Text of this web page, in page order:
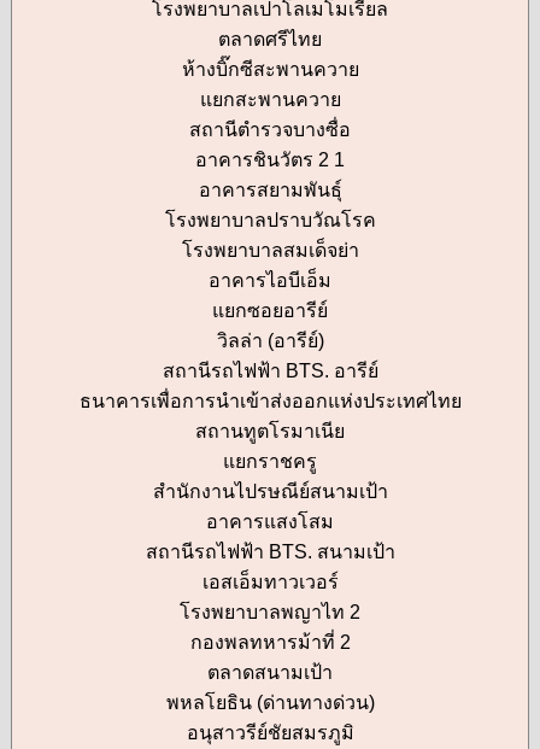
โรงพยาบาลเปาโลเมโมเรียล
ตลาดศรีไทย
ห้างบิ๊กซีสะพานควาย
แยกสะพานควาย
สถานีตำรวจบางซื่อ
อาคารชินวัตร 2 1
อาคารสยามพันธุ์
โรงพยาบาลปราบวัณโรค
โรงพยาบาลสมเด็จย่า
อาคารไอบีเอ็ม
แยกซอยอารีย์
วิลล่า (อารีย์)
สถานีรถไฟฟ้า BTS. อารีย์
ธนาคารเพื่อการนำเข้าส่งออกแห่งประเทศไทย
สถานทูตโรมาเนีย
แยกราชครู
สำนักงานไปรษณีย์สนามเป้า
อาคารแสงโสม
สถานีรถไฟฟ้า BTS. สนามเป้า
เอสเอ็มทาวเวอร์
โรงพยาบาลพญาไท 2
กองพลทหารม้าที่ 2
ตลาดสนามเป้า
พหลโยธิน (ด่านทางด่วน)
อนุสาวรีย์ชัยสมรภูมิ